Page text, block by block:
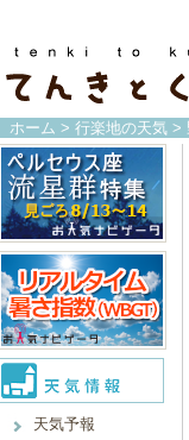
ホーム > 行楽地の天気 >
天気予報